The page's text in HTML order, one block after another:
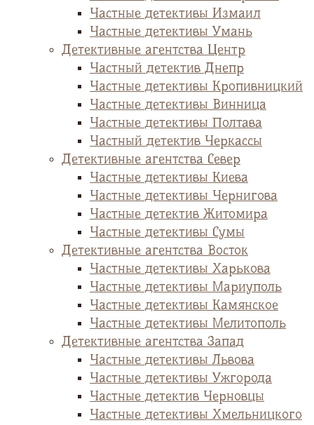
Частные детективы Измаил
Частные детективы Умань
Детективные агентства Центр
Частный детектив Днепр
Частные детективы Кропивницкий
Частные детективы Винница
Частные детективы Полтава
Частный детектив Черкассы
Детективные агентства Север
Частные детективы Киева
Частные детективы Чернигова
Частные детектив Житомира
Частные детективы Сумы
Детективные агентства Восток
Частные детективы Харькова
Частные детективы Мариуполь
Частные детективы Камянское
Частные детективы Мелитополь
Детективные агентства Запад
Частные детективы Львова
Частные детективы Ужгорода
Частные детектив Черновцы
Частные детективы Хмельницкого